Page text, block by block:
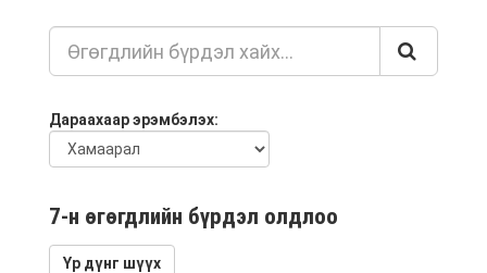
Дараахаар эрэмбэлэх
7-н өгөгдлийн бүрдэл олдлоо
Үр дүнг шүүх